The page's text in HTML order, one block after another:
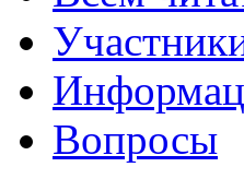
Вопросы